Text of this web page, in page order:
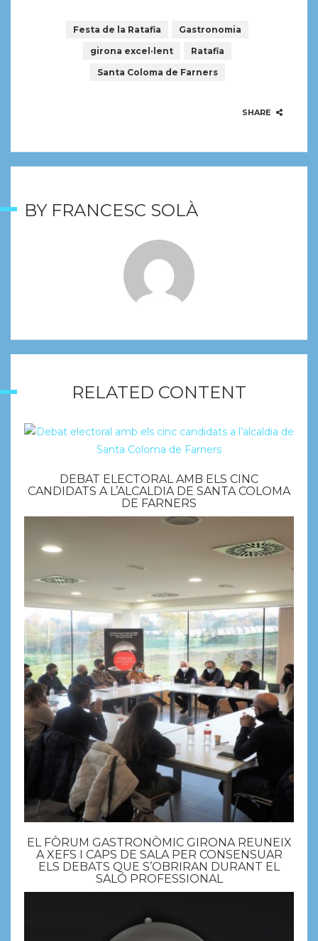
Festa de la Ratafia
Gastronomia
girona excel·lent
Ratafia
Santa Coloma de Farners
SHARE
BY FRANCESC SOLÀ
RELATED CONTENT
DEBAT ELECTORAL AMB ELS CINC
CANDIDATS A L’ALCALDIA DE SANTA COLOMA
DE FARNERS
EL FÒRUM GASTRONÒMIC GIRONA REUNEIX
A XEFS I CAPS DE SALA PER CONSENSUAR
ELS DEBATS QUE S’OBRIRAN DURANT EL
SALÓ PROFESSIONAL